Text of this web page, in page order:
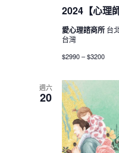
2024【心理
愛心理諮商所 台
台灣
$2990 – $3200
週六
20